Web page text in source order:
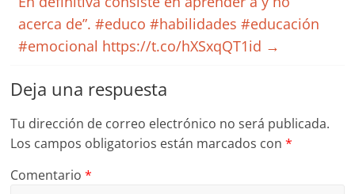
acerca de”. #educo #habilidades #educación
#emocional https://t.co/hXSxqQT1id →
Deja una respuesta
Tu dirección de correo electrónico no será publicada.
Los campos obligatorios están marcados con*
Comentario*